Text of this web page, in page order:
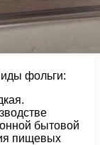
фольги:
бытовой
пищевых